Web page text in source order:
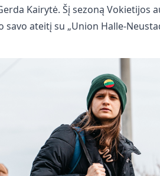
Kairytė. Šį sezoną Vokietijos
savo ateitį su „Union Halle-